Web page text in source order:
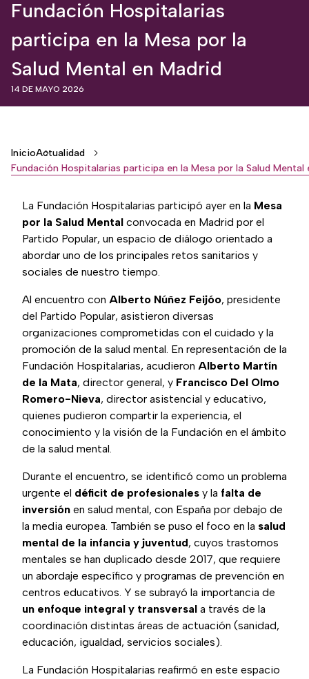
Fundación Hospitalarias
participa en la Mesa por la
Salud Mental en Madrid
14 DE MAYO 2026
Breadcrumb
InicioActualidad
Fundación Hospitalarias participa en la Mesa por la Salud Mental
La Fundación Hospitalarias participó ayer en la Mesa
por la Salud Mental convocada en Madrid por el
Partido Popular, un espacio de diálogo orientado a
abordar uno de los principales retos sanitarios y
sociales de nuestro tiempo.
Al encuentro con Alberto Núñez Feijóo, presidente
del Partido Popular, asistieron diversas
organizaciones comprometidas con el cuidado y la
promoción de la salud mental. En representación de la
Fundación Hospitalarias, acudieron Alberto Martín
de la Mata, director general, y Francisco Del Olmo
Romero-Nieva, director asistencial y educativo,
quienes pudieron compartir la experiencia, el
conocimiento y la visión de la Fundación en el ámbito
de la salud mental.
Durante el encuentro, se identificó como un problema
urgente el déficit de profesionales y la falta de
inversión en salud mental, con España por debajo de
la media europea. También se puso el foco en la salud
mental de la infancia y juventud, cuyos trastornos
mentales se han duplicado desde 2017, que requiere
un abordaje específico y programas de prevención en
centros educativos. Y se subrayó la importancia de
un enfoque integral y transversal a través de la
coordinación distintas áreas de actuación (sanidad,
educación, igualdad, servicios sociales).
La Fundación Hospitalarias reafirmó en este espacio